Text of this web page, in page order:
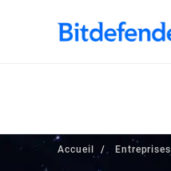
Souveraineté des
Accueil Entreprises